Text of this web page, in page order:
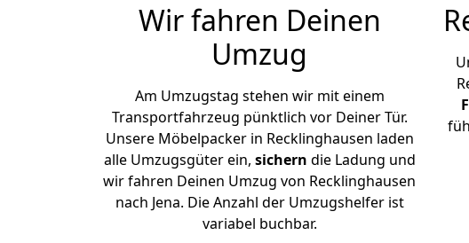
Wir fahren Deinen
Umzug
Am Umzugstag stehen wir mit einem
Transportfahrzeug pünktlich vor Deiner Tür.
Unsere Möbelpacker in Recklinghausen laden
alle Umzugsgüter ein, sichern die Ladung und
wir fahren Deinen Umzug von Recklinghausen
nach Jena. Die Anzahl der Umzugshelfer ist
variabel buchbar.